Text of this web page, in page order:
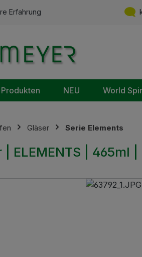
springen
Erfahrung
NEU World
Gläser Serie Elements
ELEMENTS | 465ml